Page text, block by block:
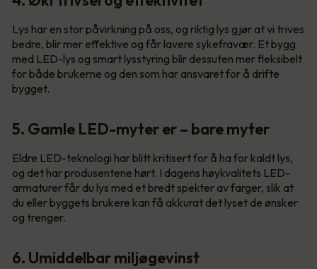
Lys har en stor påvirkning på oss, og riktig lys gjør at vi trives
bedre, blir mer effektive og får lavere sykefravær. Et bygg
med LED-lys og smart lysstyring blir dessuten mer fleksibelt
for både brukerne og den som har ansvaret for å drifte
bygget.
5. Gamle LED-myter er – bare myter
Eldre LED-teknologi har blitt kritisert for å ha for kaldt lys,
og det har produsentene hørt. I dagens høykvalitets LED-
armaturer får du lys med et bredt spekter av farger, slik at
du eller byggets brukere kan få akkurat det lyset de ønsker
og trenger.
6. Umiddelbar miljøgevinst